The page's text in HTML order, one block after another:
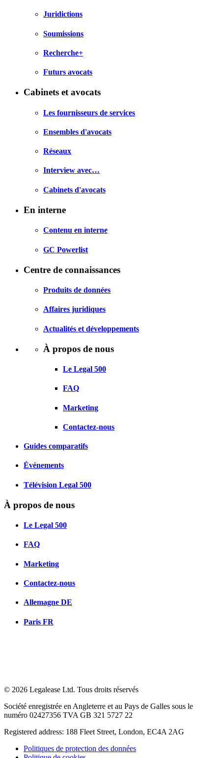
Juridictions
Soumissions
Recherche+
Futurs avocats
Cabinets et avocats
Les fournisseurs de services
Ensembles d'avocats
Réseaux
Interview avec…
Cabinets d'avocats
En interne
Contenu en interne
GC Powerlist
Centre de connaissances
Produits de données
Affaires juridiques
Actualités et développements
À propos de nous
Le Legal 500
FAQ
Marketing
Contactez-nous
Guides comparatifs
Événements
Télévision Legal 500
À propos de nous
Le Legal 500
FAQ
Marketing
Contactez-nous
Allemagne DE
Paris FR
© 2026 Legalease Ltd. Tous droits réservés
Société enregistrée en Angleterre et au Pays de Galles sous le
numéro 02427356 TVA GB 321 5727 22
Registered address: 188 Fleet Street, London, EC4A 2AG
Politiques de protection des données